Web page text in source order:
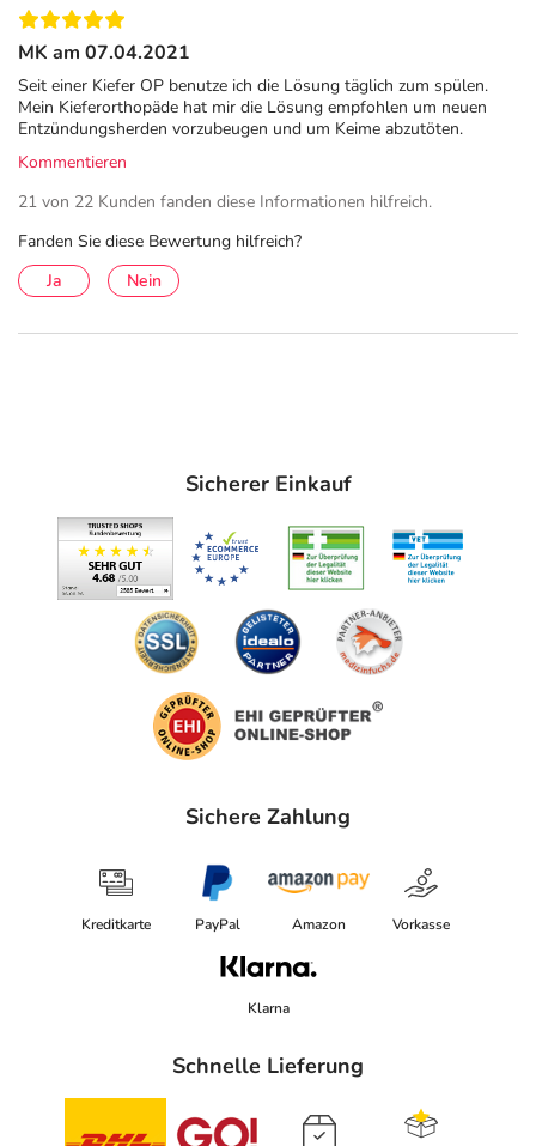
MK am 07.04.2021
Seit einer Kiefer OP benutze ich die Lösung täglich zum spülen.
Mein Kieferorthopäde hat mir die Lösung empfohlen um neuen
Entzündungsherden vorzubeugen und um Keime abzutöten.
Kommentieren
21 von 22 Kunden fanden diese Informationen hilfreich.
Fanden Sie diese Bewertung hilfreich?
Ja
Nein
Sicherer Einkauf
Sichere Zahlung
Kreditkarte PayPal Amazon Vorkasse
Klarna
Schnelle Lieferung